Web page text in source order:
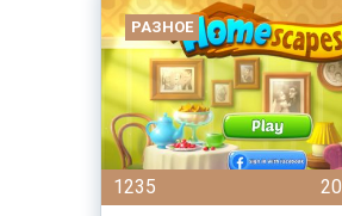
РАЗНОЕ
1235